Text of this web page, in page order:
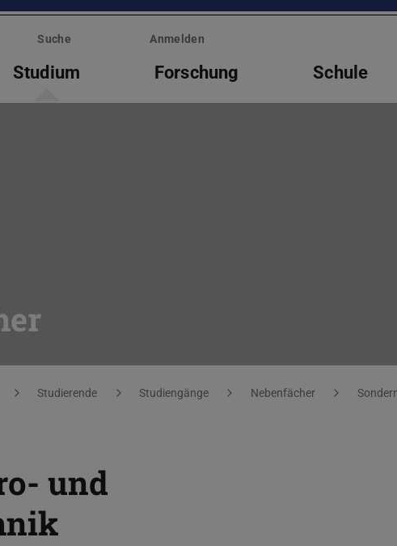
Suche Anmelden
Studium Forschung Schule
Studierende Studiengänge Nebenfächer
und